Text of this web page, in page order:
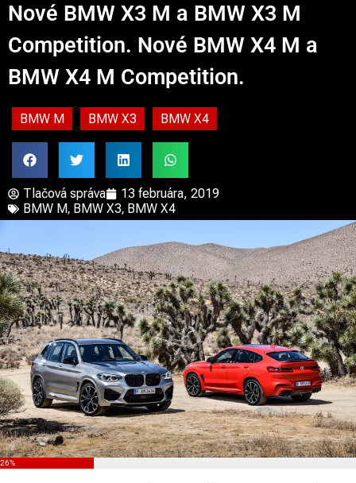
Nové BMW X3 M a BMW X3 M
Competition. Nové BMW X4 M a
BMW X4 M Competition.
BMW M BMW X3 BMW X4
Tlačová správa
13 februára, 2019
BMW M, BMW X3, BMW X4
26%